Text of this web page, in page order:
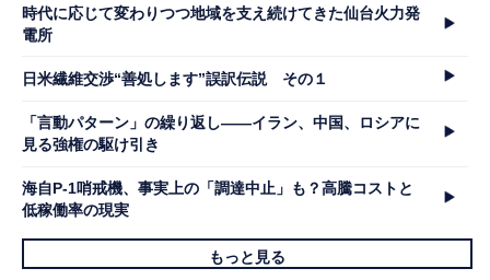
時代に応じて変わりつつ地域を支え続けてきた仙台火力発
電所
日米繊維交渉“善処します”誤訳伝説 その１
「言動パターン」の繰り返し――イラン、中国、ロシアに
見る強権の駆け引き
海自P-1哨戒機、事実上の「調達中止」も？高騰コストと
低稼働率の現実
もっと見る